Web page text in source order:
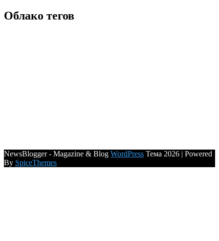
Облако тегов
NewsBlogger - Magazine & Blog WordPress Тема 2026 | Powered
By SpiceThemes